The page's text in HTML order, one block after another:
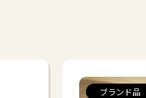
ブランド品